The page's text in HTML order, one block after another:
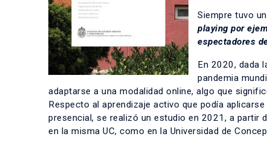
Siempre tuvo
playing por
espectadores
En 2020, dada
pandemia
adaptarse a una modalidad online, algo que
Respecto al aprendizaje activo que podía
presencial, se realizó un estudio en 2021, a partir
en la misma UC, como en la Universidad de